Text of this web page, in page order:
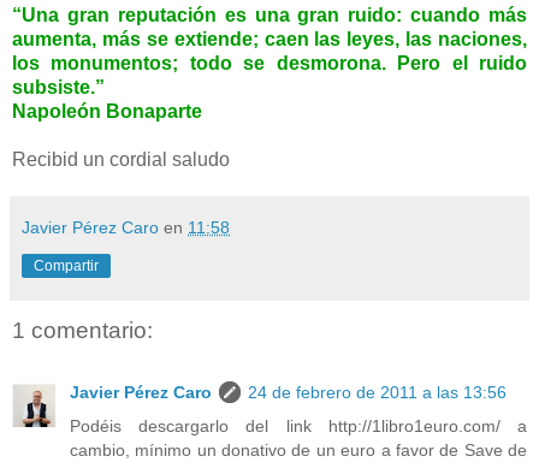
“Una gran reputación es una gran ruido: cuando más
aumenta, más se extiende; caen las leyes, las naciones,
los monumentos; todo se desmorona. Pero el ruido
subsiste.”
Napoleón Bonaparte
Recibid un cordial saludo
Javier Pérez Caro en 11:58
Compartir
1 comentario:
Javier Pérez Caro
24 de febrero de 2011 a las 13:56
Podéis descargarlo del link http://1libro1euro.com/ a
cambio, mínimo un donativo de un euro a favor de Save de